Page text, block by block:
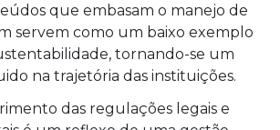
que embasam o manejo de
servem como um baixo exemplo
tornando-se um
na trajetória das instituições.
das regulações legais e